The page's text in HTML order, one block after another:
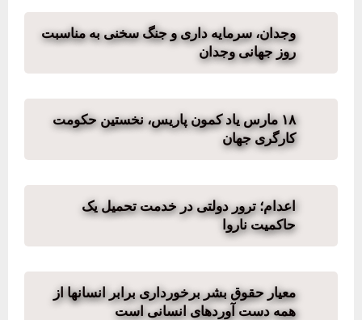
وجدان، سرمایه داری و جنگ سخنی به مناسبت
روز جهانی وجدان
۱۸ مارس یاد کمون پاریس، نخستین حکومت
کارگری جهان
اعدام؛ ترور دولتی در خدمت تحمیل یک
حاکمیت ناروا
معیار حقوق بشر برخورداری برابر انسانها از
همه دست آوردهای انسانی است